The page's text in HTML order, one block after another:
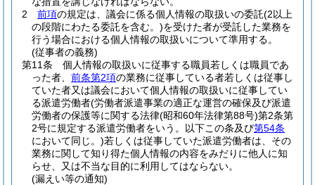
2
前項の規定は、議会に係る個人情報の取扱いの委託(2以上
の段階にわたる委託を含む。)を受けた者が受託した業務を
行う場合における個人情報の取扱いについて準用する。
(従事者の義務)
第11条
個人情報の取扱いに従事する職員若しくは職員であ
った者、 前条第2項の業務に従事している者若しくは従事し
ていた者又は議会において個人情報の取扱いに従事してい
る派遣労働者(労働者派遣事業の適正な運営の確保及び派遣
労働者の保護等に関する法律(昭和60年法律第88号)第2条第
2号に規定する派遣労働者をいう。以下この条及び第54条
において同じ。)若しくは従事していた派遣労働者は、その
業務に関して知り得た個人情報の内容をみだりに他人に知
らせ、又は不当な目的に利用してはならない。
(漏えい等の通知)